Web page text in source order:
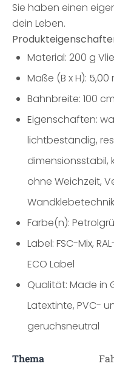
Sie haben einen
dein Leben.
Material: 200 g
Maße (B x H): 5,00
Bahnbreite: 100 cm
Eigenschaften:
lichtbeständig,
dimensionsstabil,
ohne Weichzeit,
Farbe(n):
Label: FSC-Mix,
ECO Label
Qualität: Made in
Latextinte, PVC-
geruchsneutral
Thema